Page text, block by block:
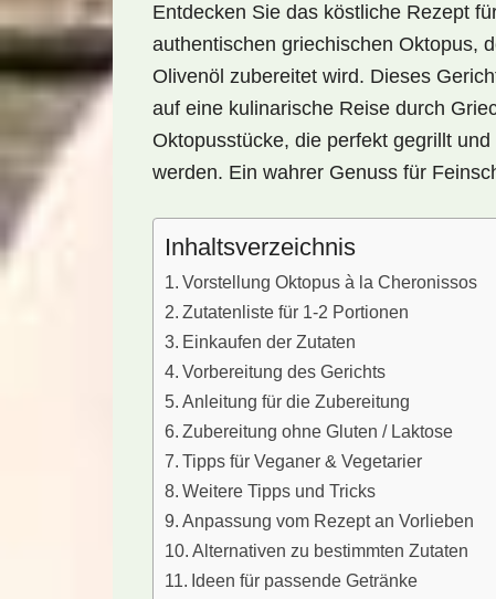
Entdecken Sie das köstliche Rezept
authentischen griechischen Oktopus,
Olivenöl zubereitet wird. Dieses
auf eine kulinarische Reise durch
Oktopusstücke, die perfekt gegrillt
werden. Ein wahrer Genuss für
Inhaltsverzeichnis
Vorstellung Oktopus à la Cheronissos
Zutatenliste für 1-2 Portionen
Einkaufen der Zutaten
Vorbereitung des Gerichts
Anleitung für die Zubereitung
Zubereitung ohne Gluten / Laktose
Tipps für Veganer & Vegetarier
Weitere Tipps und Tricks
Anpassung vom Rezept an Vorlieben
Alternativen zu bestimmten Zutaten
Ideen für passende Getränke